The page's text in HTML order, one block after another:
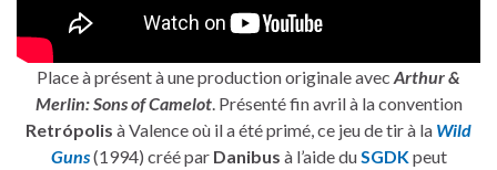
Place à présent à une production originale avec Arthur &
Merlin: Sons of Camelot. Présenté fin avril à la convention
Retrópolis à Valence où il a été primé, ce jeu de tir à la Wild
Guns(1994) créé par Danibus à l’aide du SGDKpeut